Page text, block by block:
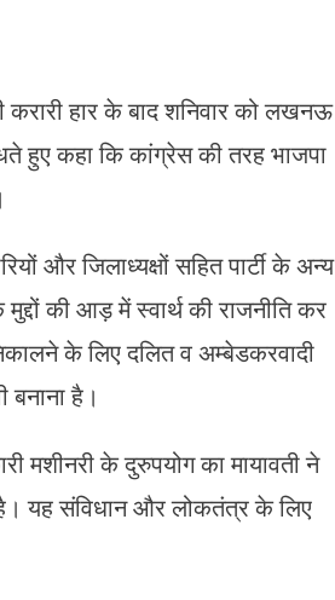
करारी हार के बाद शनिवार को लखनऊ
हुए कहा कि कांग्रेस की तरह भाजपा
और जिलाध्यक्षों सहित पार्टी के अन्य
की आड़ में स्वार्थ की राजनीति कर
के लिए दलित व अम्बेडकरवादी
है।
मशीनरी के दुरुपयोग का मायावती ने
है। यह संविधान और लोकतंत्र के लिए